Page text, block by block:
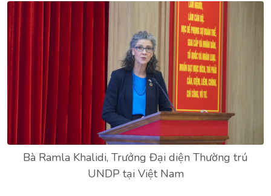
Bà Ramla Khalidi, Trưởng Đại diện Thường trú
UNDP tại Việt Nam